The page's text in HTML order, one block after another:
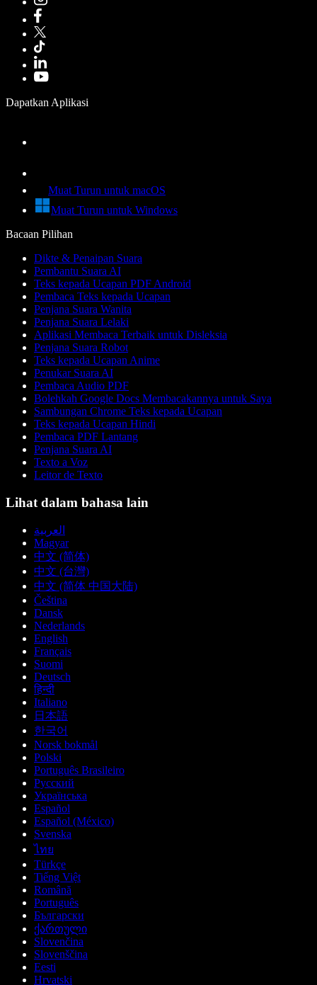
Dapatkan Aplikasi
Muat Turun untuk macOS
Muat Turun untuk Windows
Bacaan Pilihan
Dikte & Penaipan Suara
Pembantu Suara AI
Teks kepada Ucapan PDF Android
Pembaca Teks kepada Ucapan
Penjana Suara Wanita
Penjana Suara Lelaki
Aplikasi Membaca Terbaik untuk Disleksia
Penjana Suara Robot
Teks kepada Ucapan Anime
Penukar Suara AI
Pembaca Audio PDF
Bolehkah Google Docs Membacakannya untuk Saya
Sambungan Chrome Teks kepada Ucapan
Teks kepada Ucapan Hindi
Pembaca PDF Lantang
Penjana Suara AI
Texto a Voz
Leitor de Texto
Lihat dalam bahasa lain
العربية
Magyar
中文 (简体)
中文 (台灣)
中文 (简体 中国大陆)
Čeština
Dansk
Nederlands
English
Français
Suomi
Deutsch
हिन्दी
Italiano
日本語
한국어
Norsk bokmål
Polski
Português Brasileiro
Русский
Українська
Español
Español (México)
Svenska
ไทย
Türkçe
Tiếng Việt
Română
Português
Български
ქართული
Slovenčina
Slovenščina
Eesti
Hrvatski